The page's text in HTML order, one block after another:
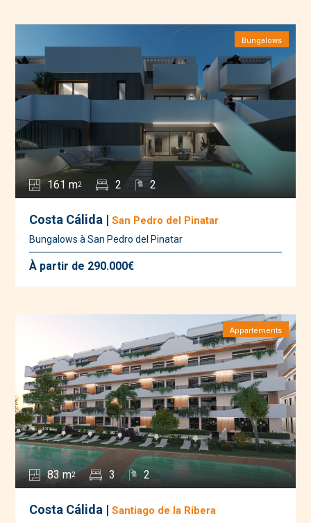
161 m2 2 2
Bungalows
Costa Cálida |San Pedro del Pinatar
Bungalows à San Pedro del Pinatar
À partir de 290.000€
83 m2 3 2
Appartements
Costa Cálida |Santiago de la Ribera